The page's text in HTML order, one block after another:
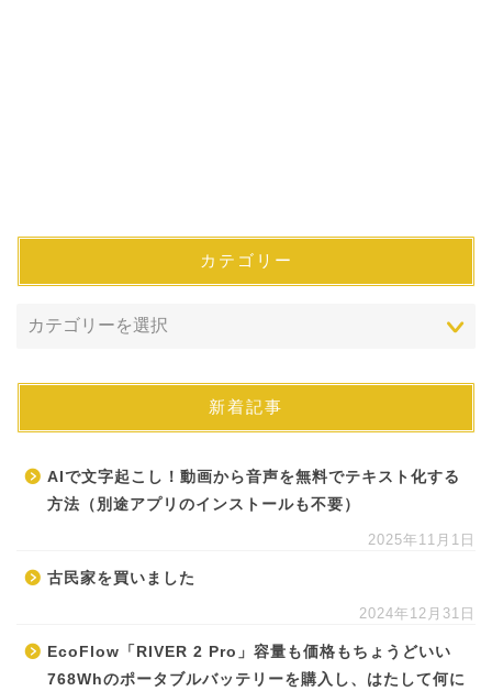
カテゴリー
新着記事
AIで文字起こし！動画から音声を無料でテキスト化する
方法（別途アプリのインストールも不要）
2025年11月1日
古民家を買いました
2024年12月31日
EcoFlow「RIVER 2 Pro」容量も価格もちょうどいい
768Whのポータブルバッテリーを購入し、はたして何に